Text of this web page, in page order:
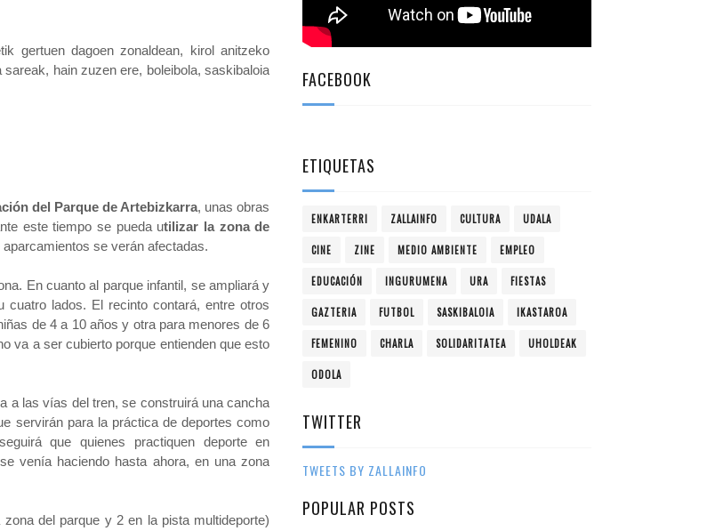
gertuen dagoen zonaldean, kirol anitzeko
hain zuzen ere, boleibola, saskibaloia
del Parque de Artebizkarra, unas obras
este tiempo se pueda utilizar la zona de
se verán afectadas.
En cuanto al parque infantil, se ampliará y
lados. El recinto contará, entre otros
de 4 a 10 años y otra para menores de 6
va a ser cubierto porque entienden que esto
a las vías del tren, se construirá una cancha
servirán para la práctica de deportes como
que quienes practiquen deporte en
venía haciendo hasta ahora, en una zona
del parque y 2 en la pista multideporte)
FACEBOOK
ETIQUETAS
ENKARTERRI ZALLAINFO CULTURA UDALA
CINE ZINE MEDIO AMBIENTE EMPLEO
EDUCACIÓN INGURUMENA URA FIESTAS
GAZTERIA FUTBOL SASKIBALOIA IKASTAROA
FEMENINO CHARLA SOLIDARITATEA UHOLDEAK
ODOLA
TWITTER
TWEETS BY ZALLAINFO
POPULAR POSTS